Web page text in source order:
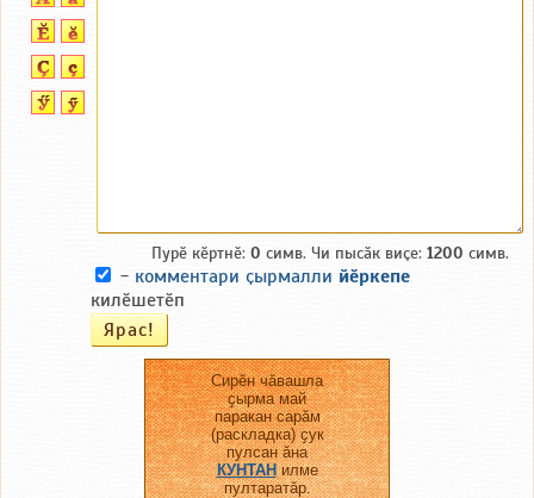
Пурӗ кӗртнӗ: 0 симв. Чи пысӑк виҫе: 1200 симв.
- комментари ҫырмалли йӗркепе
килӗшетӗп
Сирӗн чӑвашла
ҫырма май
паракан сарӑм
(раскладка) ҫук
пулсан ӑна
КУНТАНилме
пултаратӑр.